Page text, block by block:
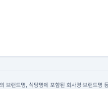
브랜드명, 식당명에 포함된 회사명·브랜드